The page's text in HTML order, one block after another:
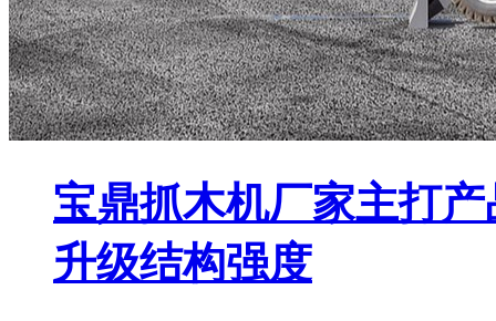
宝鼎抓木机厂家主打
升级结构强度